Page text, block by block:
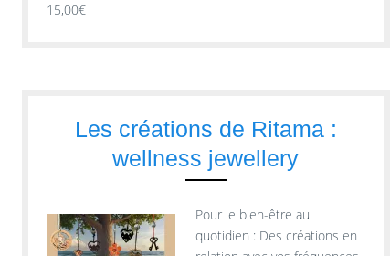
15,00€
Les créations de Ritama :
wellness jewellery
Pour le bien-être au
quotidien : Des créations en